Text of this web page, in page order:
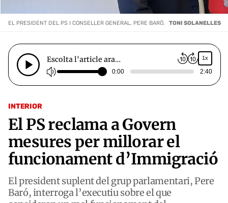
INTERIOR
El PS reclama a Govern
mesures per millorar el
funcionament d’Immigració
El president suplent del grup parlamentari, Pere
Baró, interroga l’executiu sobre el que
EL PRESIDENT DEL PS I CONSELLER GENERAL, PERE BARÓ. TONI SOLANELLES
Escolta l'article ara… 1x
0:00 2:40